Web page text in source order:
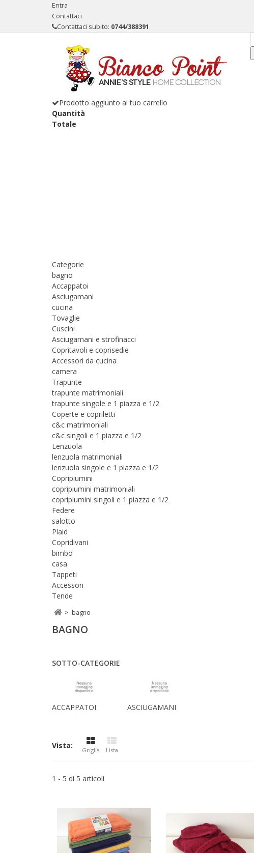
Entra
Contattaci
Contattaci subito: 0744/388391
Prodotto aggiunto al tuo carrello
Quantità
Totale
Categorie
bagno
Accappatoi
Asciugamani
cucina
Tovaglie
Cuscini
Asciugamani e strofinacci
Copritavoli e coprisedie
Accessori da cucina
camera
Trapunte
trapunte matrimoniali
trapunte singole e 1 piazza e 1/2
Coperte e copriletti
c&c matrimoniali
c&c singoli e 1 piazza e 1/2
Lenzuola
lenzuola matrimoniali
lenzuola singole e 1 piazza e 1/2
Copripiumini
copripiumini matrimoniali
copripiumini singoli e 1 piazza e 1/2
Federe
salotto
Plaid
Copridivani
bimbo
casa
Tappeti
Accessori
Tende
> bagno
BAGNO
SOTTO-CATEGORIE
ACCAPPATOI ASCIUGAMANI
Vista: Griglia Lista
1 - 5 di 5 articoli